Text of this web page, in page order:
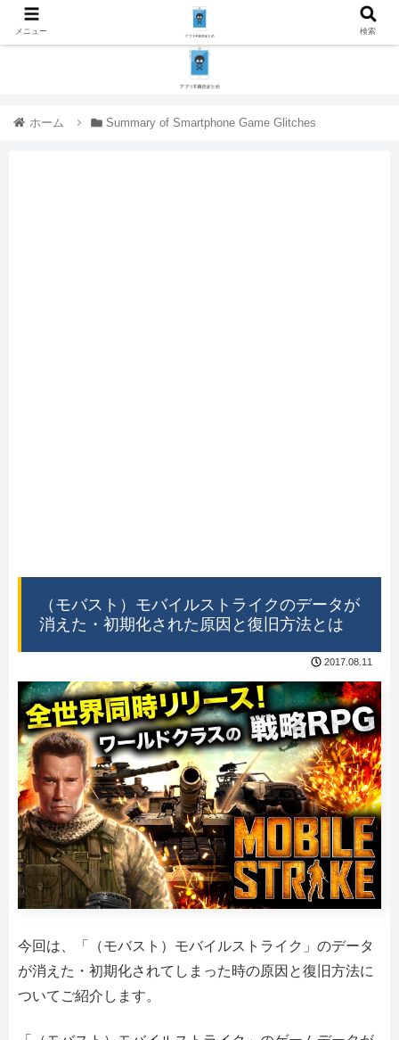
ホーム Summary of Smartphone Game Glitches
（モバスト）モバイルストライクのデータが
消えた・初期化された原因と復旧方法とは
2017.08.11
今回は、「（モバスト）モバイルストライク」のデータ
が消えた・初期化されてしまった時の原因と復旧方法に
ついてご紹介します。
メニュー 検索